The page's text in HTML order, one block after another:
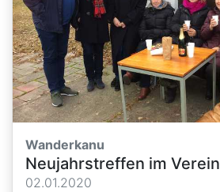
Wanderkanu
Neujahrstreffen im Verein
02.01.2020